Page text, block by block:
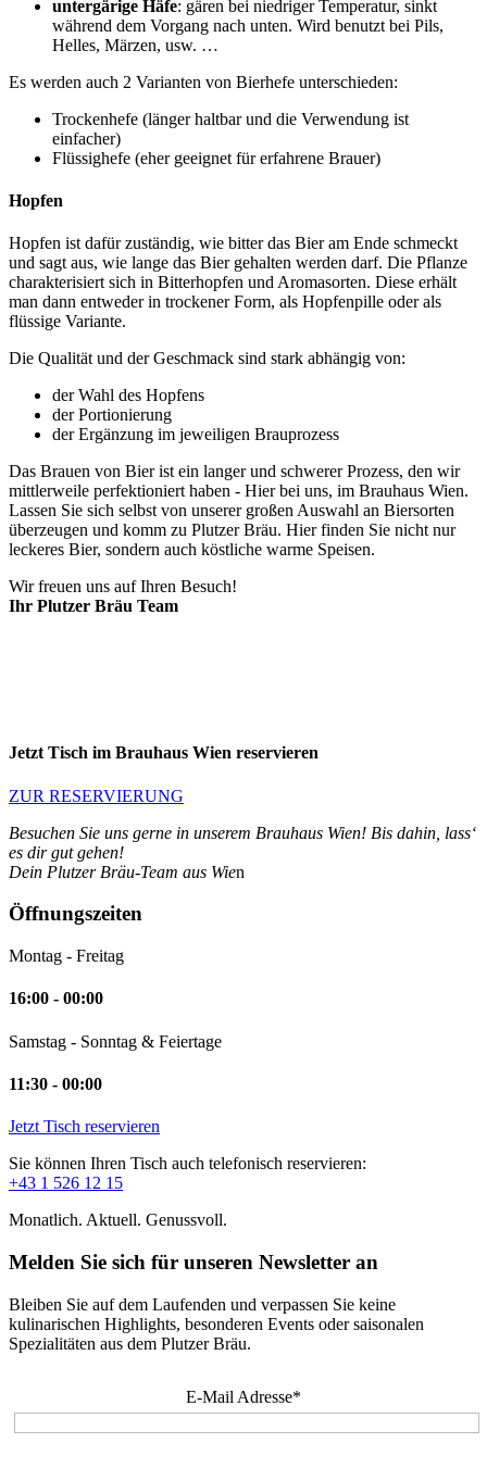
untergärige Häfe: gären bei niedriger Temperatur, sinkt
während dem Vorgang nach unten. Wird benutzt bei Pils,
Helles, Märzen, usw. …
Es werden auch 2 Varianten von Bierhefe unterschieden:
Trockenhefe (länger haltbar und die Verwendung ist
einfacher)
Flüssighefe (eher geeignet für erfahrene Brauer)
Hopfen
Hopfen ist dafür zuständig, wie bitter das Bier am Ende schmeckt
und sagt aus, wie lange das Bier gehalten werden darf. Die Pflanze
charakterisiert sich in Bitterhopfen und Aromasorten. Diese erhält
man dann entweder in trockener Form, als Hopfenpille oder als
flüssige Variante.
Die Qualität und der Geschmack sind stark abhängig von:
der Wahl des Hopfens
der Portionierung
der Ergänzung im jeweiligen Brauprozess
Das Brauen von Bier ist ein langer und schwerer Prozess, den wir
mittlerweile perfektioniert haben - Hier bei uns, im Brauhaus Wien.
Lassen Sie sich selbst von unserer großen Auswahl an Biersorten
überzeugen und komm zu Plutzer Bräu. Hier finden Sie nicht nur
leckeres Bier, sondern auch köstliche warme Speisen.
Wir freuen uns auf Ihren Besuch!
Ihr Plutzer Bräu Team
Jetzt Tisch im Brauhaus Wien reservieren
ZUR RESERVIERUNG
Besuchen Sie uns gerne in unserem Brauhaus Wien! Bis dahin, lass‘
es dir gut gehen!
Dein Plutzer Bräu-Team aus Wien
Öffnungszeiten
Montag - Freitag
16:00 - 00:00
Samstag - Sonntag & Feiertage
11:30 - 00:00
Jetzt Tisch reservieren
Sie können Ihren Tisch auch telefonisch reservieren:
+43 1 526 12 15
Monatlich. Aktuell. Genussvoll.
Melden Sie sich für unseren Newsletter an
Bleiben Sie auf dem Laufenden und verpassen Sie keine
kulinarischen Highlights, besonderen Events oder saisonalen
Spezialitäten aus dem Plutzer Bräu.
E-Mail Adresse*